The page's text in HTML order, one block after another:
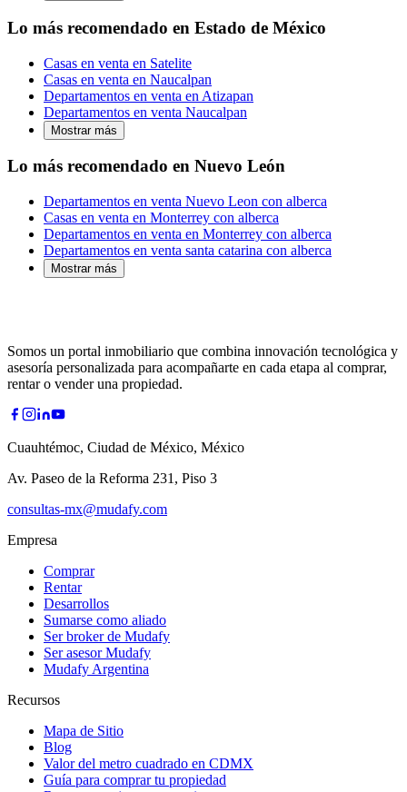
Lo más recomendado en Estado de México
Casas en venta en Satelite
Casas en venta en Naucalpan
Departamentos en venta en Atizapan
Departamentos en venta Naucalpan
Mostrar más
Lo más recomendado en Nuevo León
Departamentos en venta Nuevo Leon con alberca
Casas en venta en Monterrey con alberca
Departamentos en venta en Monterrey con alberca
Departamentos en venta santa catarina con alberca
Mostrar más
Somos un portal inmobiliario que combina innovación tecnológica y
asesoría personalizada para acompañarte en cada etapa al comprar,
rentar o vender una propiedad.
Cuauhtémoc, Ciudad de México, México
Av. Paseo de la Reforma 231, Piso 3
consultas-mx@mudafy.com
Empresa
Comprar
Rentar
Desarrollos
Sumarse como aliado
Ser broker de Mudafy
Ser asesor Mudafy
Mudafy Argentina
Recursos
Mapa de Sitio
Blog
Valor del metro cuadrado en CDMX
Guía para comprar tu propiedad